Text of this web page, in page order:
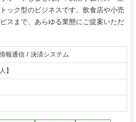
ック型のビジネスです。飲食店や小売
スまで、あらゆる業態にご提案いただ
情報通信 / 決済システム
】